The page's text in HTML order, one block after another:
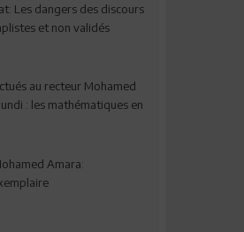
Les dangers des discours
et non validés
au recteur Mohamed
: les mathématiques en
Amara: